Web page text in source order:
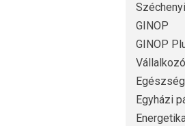
GINOP
GINOP
Egyházi